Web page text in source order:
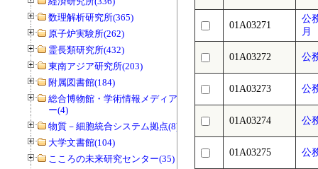
数理解析研究所(365)
原子炉実験所(262)
霊長類研究所(432)
東南アジア研究所(203)
附属図書館(184)
総合博物館・学術情報メディアセンタ
ー(4)
物質－細胞統合システム拠点(8)
大学文書館(104)
こころの未来研究センター(35)
01A03271
公
月
01A03272 公
01A03273 公
01A03274 公
01A03275 公